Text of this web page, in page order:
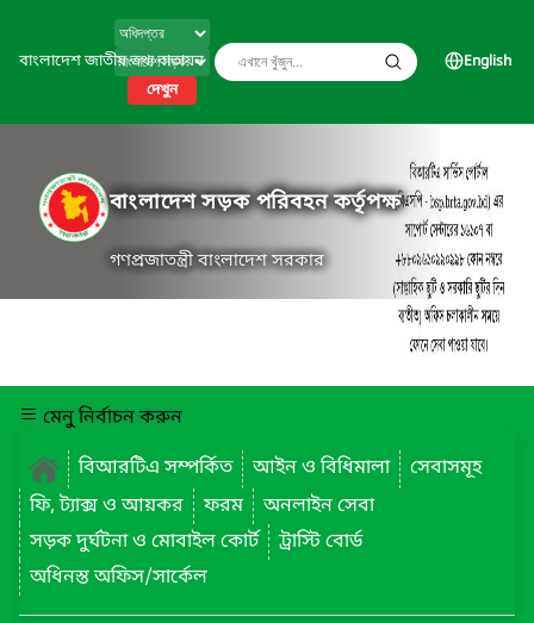
বাংলাদেশ জাতীয় তথ্য বাতায়ন
দেখুন
English
বাংলাদেশ সড়ক পরিবহন কর্তৃপক্ষ
গণপ্রজাতন্ত্রী বাংলাদেশ সরকার
মেনু নির্বাচন করুন
বিআরটিএ সম্পর্কিত
আইন ও বিধিমালা
সেবাসমূহ
ফি, ট্যাক্স ও আয়কর
ফরম
অনলাইন সেবা
সড়ক দুর্ঘটনা ও মোবাইল কোর্ট
ট্রাস্টি বোর্ড
অধিনস্ত অফিস/সার্কেল